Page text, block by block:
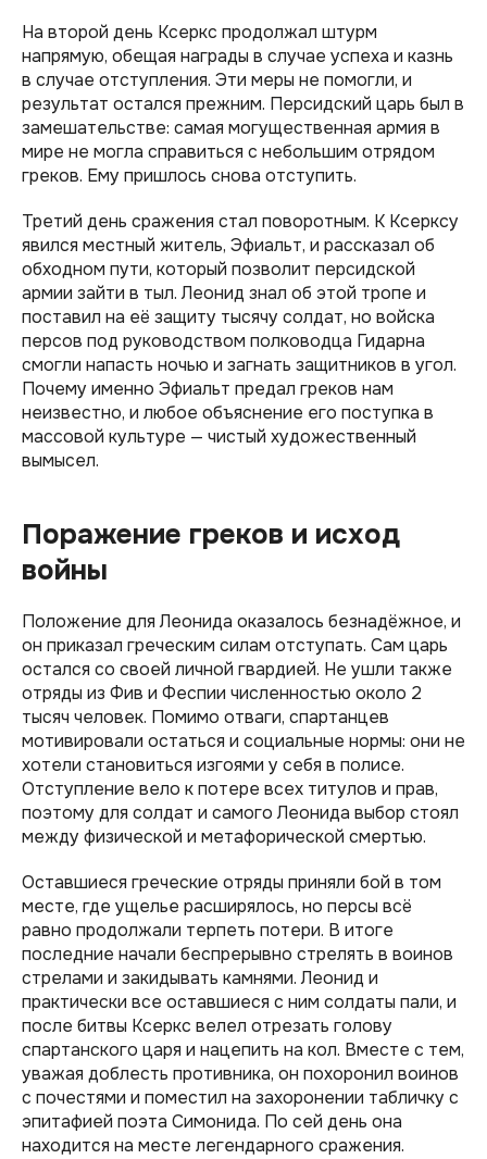
На второй день Ксеркс продолжал штурм
напрямую, обещая награды в случае успеха и казнь
в случае отступления. Эти меры не помогли, и
результат остался прежним. Персидский царь был в
замешательстве: самая могущественная армия в
мире не могла справиться с небольшим отрядом
греков. Ему пришлось снова отступить.
Третий день сражения стал поворотным. К Ксерксу
явился местный житель, Эфиальт, и рассказал об
обходном пути, который позволит персидской
армии зайти в тыл. Леонид знал об этой тропе и
поставил на её защиту тысячу солдат, но войска
персов под руководством полководца Гидарна
смогли напасть ночью и загнать защитников в угол.
Почему именно Эфиальт предал греков нам
неизвестно, и любое объяснение его поступка в
массовой культуре — чистый художественный
вымысел.
Поражение греков и исход
войны
Положение для Леонида оказалось безнадёжное, и
он приказал греческим силам отступать. Сам царь
остался со своей личной гвардией. Не ушли также
отряды из Фив и Феспии численностью около 2
тысяч человек. Помимо отваги, спартанцев
мотивировали остаться и социальные нормы: они не
хотели становиться изгоями у себя в полисе.
Отступление вело к потере всех титулов и прав,
поэтому для солдат и самого Леонида выбор стоял
между физической и метафорической смертью.
Оставшиеся греческие отряды приняли бой в том
месте, где ущелье расширялось, но персы всё
равно продолжали терпеть потери. В итоге
последние начали беспрерывно стрелять в воинов
стрелами и закидывать камнями. Леонид и
практически все оставшиеся с ним солдаты пали, и
после битвы Ксеркс велел отрезать голову
спартанского царя и нацепить на кол. Вместе с тем,
уважая доблесть противника, он похоронил воинов
с почестями и поместил на захоронении табличку с
эпитафией поэта Симонида. По сей день она
находится на месте легендарного сражения.